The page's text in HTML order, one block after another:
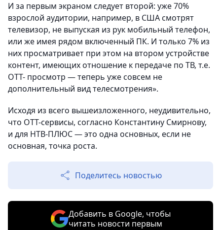
И за первым экраном следует второй: уже 70%
взрослой аудитории, например, в США смотрят
телевизор, не выпуская из рук мобильный телефон,
или же имея рядом включенный ПК. И только 7% из
них просматривает при этом на втором устройстве
контент, имеющих отношение к передаче по ТВ, т.е.
ОТТ- просмотр — теперь уже совсем не
дополнительный вид телесмотрения».
Исходя из всего вышеизложенного, неудивительно,
что ОТТ-сервисы, согласно Константину Смирнову,
и для НТВ-ПЛЮС — это одна основных, если не
основная, точка роста.
Поделитесь новостью
Добавить в Google, чтобы
читать новости первым